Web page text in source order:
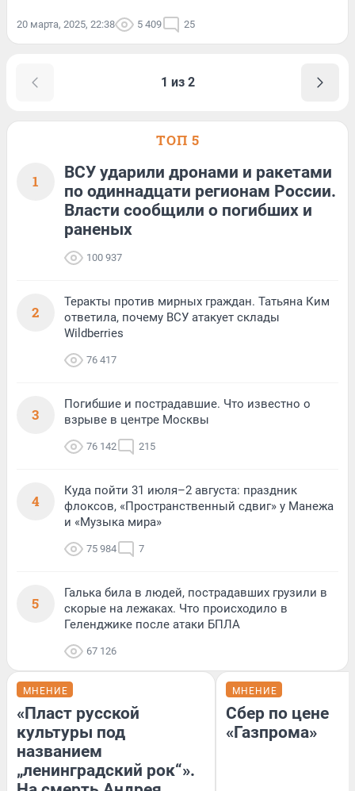
20 марта, 2025, 22:38 5 409 25
1 из 2
ТОП 5
1
ВСУ ударили дронами и ракетами
по одиннадцати регионам России.
Власти сообщили о погибших и
раненых
100 937
2
Теракты против мирных граждан. Татьяна Ким
ответила, почему ВСУ атакует склады
Wildberries
76 417
3
Погибшие и пострадавшие. Что известно о
взрыве в центре Москвы
76 142 215
4
Куда пойти 31 июля–2 августа: праздник
флоксов, «Пространственный сдвиг» у Манежа
и «Музыка мира»
75 984 7
5
Галька била в людей, пострадавших грузили в
скорые на лежаках. Что происходило в
Геленджике после атаки БПЛА
67 126
МНЕНИЕ
«Пласт русской
культуры под
названием
„ленинградский рок“».
МНЕНИЕ
Сбер по цене
«Газпрома»